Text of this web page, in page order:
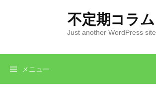
ツ
不定期コラム
Just another WordPress site
メニュー